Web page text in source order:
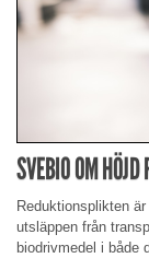
SVEBIO OM
Reduktionsplikten
utsläppen från
biodrivmedel i både